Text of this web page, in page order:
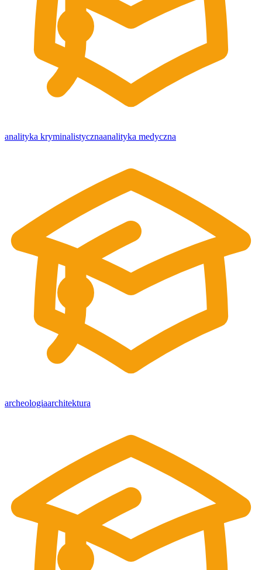
analityka kryminalistycznaanalityka medyczna
archeologiaarchitektura